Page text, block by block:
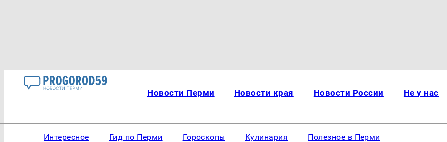
Новости Перми Новости края Новости России Не у нас
Интересное Гид по Перми Гороскопы Кулинария Полезное в Перми